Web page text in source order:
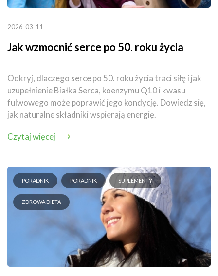
2026-03-11
Jak wzmocnić serce po 50. roku życia
Odkryj, dlaczego serce po 50. roku życia traci siłę i jak
uzupełnienie Białka Serca, koenzymu Q10 i kwasu
fulwowego może poprawić jego kondycję. Dowiedz się,
jak naturalne składniki wspierają energię.
Czytaj więcej
PORADNIK PORADNIK SUPLEMENTY
ZDROWA DIETA